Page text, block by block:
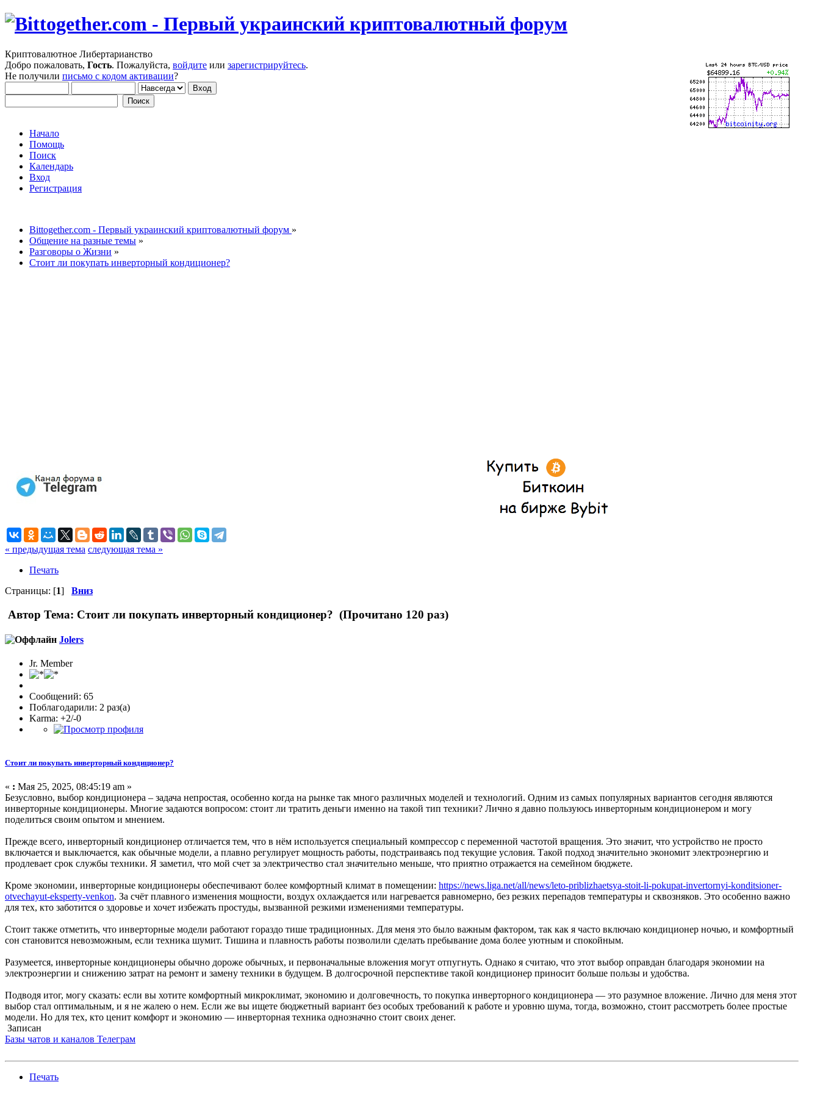
Криптовалютное Либертарианство
Добро пожаловать, Гость. Пожалуйста, войдите или зарегистрируйтесь.
Не получили письмо с кодом активации?
Начало
Помощь
Поиск
Календарь
Вход
Регистрация
Bittogether.com - Первый украинский криптовалютный форум »
Общение на разные темы »
Разговоры о Жизни »
Стоит ли покупать инверторный кондиционер?
« предыдущая тема следующая тема »
Печать
Страницы: [1] Вниз
Автор Тема: Стоит ли покупать инверторный кондиционер? (Прочитано 120 раз)
Jolers
Jr. Member
Сообщений: 65
Поблагодарили: 2 раз(а)
Karma: +2/-0
Стоит ли покупать инверторный кондиционер?
« : Мая 25, 2025, 08:45:19 am »
Безусловно, выбор кондиционера – задача непростая, особенно когда на рынке так много различных моделей и технологий. Одним из самых популярных вариантов сегодня являются
инверторные кондиционеры. Многие задаются вопросом: стоит ли тратить деньги именно на такой тип техники? Лично я давно пользуюсь инверторным кондиционером и могу
поделиться своим опытом и мнением.
Прежде всего, инверторный кондиционер отличается тем, что в нём используется специальный компрессор с переменной частотой вращения. Это значит, что устройство не просто
включается и выключается, как обычные модели, а плавно регулирует мощность работы, подстраиваясь под текущие условия. Такой подход значительно экономит электроэнергию и
продлевает срок службы техники. Я заметил, что мой счет за электричество стал значительно меньше, что приятно отражается на семейном бюджете.
Кроме экономии, инверторные кондиционеры обеспечивают более комфортный климат в помещении: https://news.liga.net/all/news/leto-priblizhaetsya-stoit-li-pokupat-invertornyi-konditsioner-
otvechayut-eksperty-venkon. За счёт плавного изменения мощности, воздух охлаждается или нагревается равномерно, без резких перепадов температуры и сквозняков. Это особенно важно
для тех, кто заботится о здоровье и хочет избежать простуды, вызванной резкими изменениями температуры.
Стоит также отметить, что инверторные модели работают гораздо тише традиционных. Для меня это было важным фактором, так как я часто включаю кондиционер ночью, и комфортный
сон становится невозможным, если техника шумит. Тишина и плавность работы позволили сделать пребывание дома более уютным и спокойным.
Разумеется, инверторные кондиционеры обычно дороже обычных, и первоначальные вложения могут отпугнуть. Однако я считаю, что этот выбор оправдан благодаря экономии на
электроэнергии и снижению затрат на ремонт и замену техники в будущем. В долгосрочной перспективе такой кондиционер приносит больше пользы и удобства.
Подводя итог, могу сказать: если вы хотите комфортный микроклимат, экономию и долговечность, то покупка инверторного кондиционера — это разумное вложение. Лично для меня этот
выбор стал оптимальным, и я не жалею о нем. Если же вы ищете бюджетный вариант без особых требований к работе и уровню шума, тогда, возможно, стоит рассмотреть более простые
модели. Но для тех, кто ценит комфорт и экономию — инверторная техника однозначно стоит своих денег.
Записан
Базы чатов и каналов Телеграм
Печать